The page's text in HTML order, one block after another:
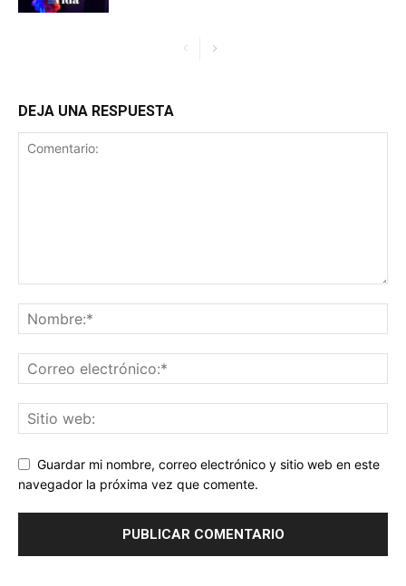
DEJA UNA RESPUESTA
Guardar mi nombre, correo electrónico y sitio web en este
navegador la próxima vez que comente.